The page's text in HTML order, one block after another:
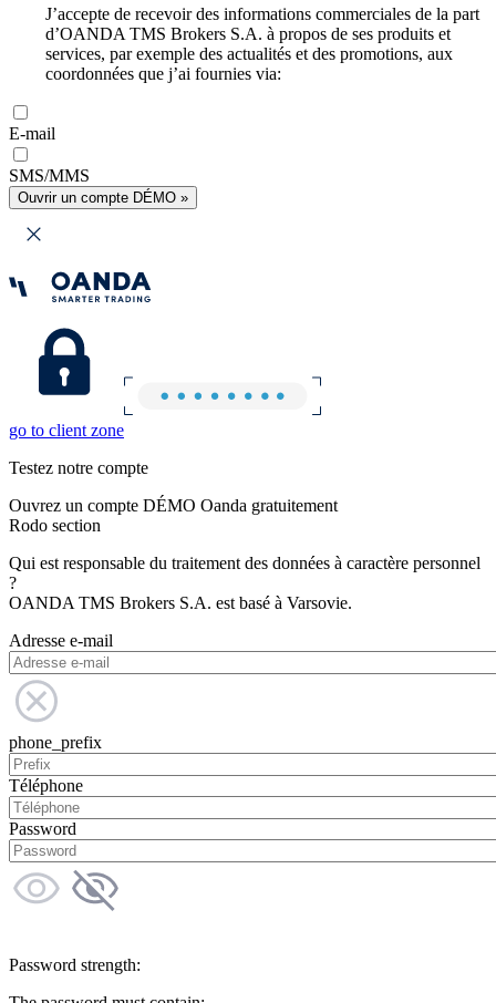
J’accepte de recevoir des informations commerciales de la part
d’OANDA TMS Brokers S.A. à propos de ses produits et
services, par exemple des actualités et des promotions, aux
coordonnées que j’ai fournies via:
E-mail
SMS/MMS
Ouvrir un compte DÉMO »
go to client zone
Testez notre compte
Ouvrez un compte DÉMO Oanda gratuitement
Rodo section
Qui est responsable du traitement des données à caractère personnel
?
OANDA TMS Brokers S.A. est basé à Varsovie.
Adresse e-mail
phone_prefix
Téléphone
Password
Password strength: